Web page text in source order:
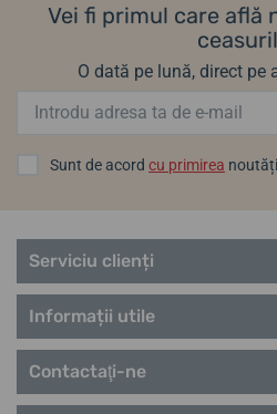
Vei fi primul care află
O dată pe lună, direct pe
Sunt de acord cu primirea
Serviciu clienți
Informații utile
Contactaţi-ne